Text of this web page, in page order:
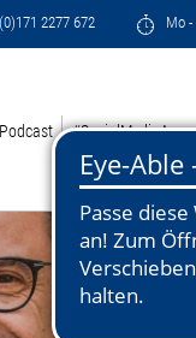
2277 672 Mo -